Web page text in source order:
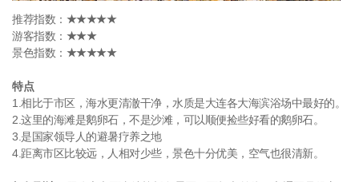
推荐指数： ★★★★★
游客指数： ★★★
景色指数： ★★★★★
特点
1.相比于市区，海水更清澈干净，水质是大连各大海滨浴场中最好的。
2.这里的海滩是鹅卵石，不是沙滩，可以顺便捡些好看的鹅卵石。
3.是国家领导人的避暑疗养之地
4.距离市区比较远，人相对少些，景色十分优美，空气也很清新。